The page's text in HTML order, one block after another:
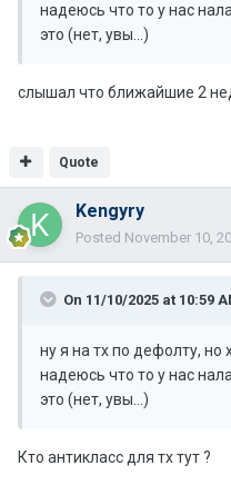
надеюсь что то у нас
это (нет, увы...)
слышал что ближайшие 2
Quote
Kengyry
Posted November 10,
On 11/10/2025 at 10:59
ну я на тх по дефолту, но
надеюсь что то у нас
это (нет, увы...)
Кто антикласс для тх тут ?